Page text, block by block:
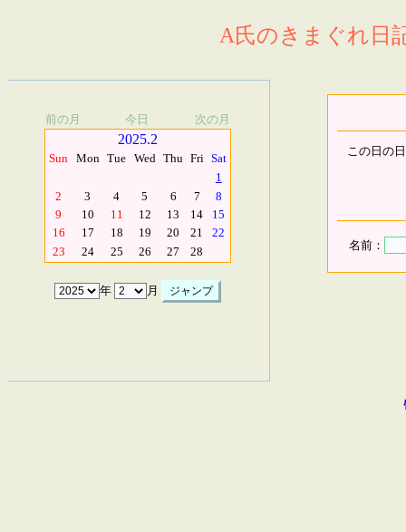
A氏のきまぐれ日
前の月 今日 次の月
2025.2
Sun Mon Tue Wed Thu Fri Sat
1
2
3 4 5 6 7
8
9
10 11 12 13 14
15
16
17 18 19 20 21
22
23
24 25 26 27 28
年 月
この日の
名前：